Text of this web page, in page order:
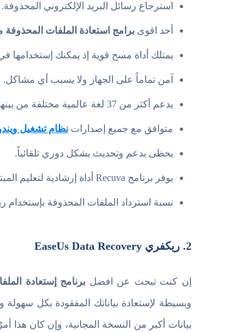
استرجاع رسائل البريد الإلكتروني المحذوفة.
أحد اقوى برامج استعادة الملفات المحذوفة
يمتلك أداة مسح قوية إذ يمكنك إستخدامها
آمن تماماً على الجهاز ولا يسبب أي مشاكل.
يدعم أكثر من 37 لغة عالمية مختلفة من بينهم اللغة العربية.
متوافق مع جميع إصدارات نظام تشغيل
يحظى بدعم وتحديث بشكل دوري تلقائياً.
يوفر برنامج Recuva أداة إرشادية لتعليم المبتدئين كيفية إستخدام البرنامج.
نسبة استرداد الملفات المحذوفة بإستخدام
2. ريكفري EaseUs Data Recovery
إن كنت تبحث عن افضل برنامج إستعادة
وبسيطة لإستعادة بياناتك المفقودة بكل
بيانات أكبر من النسخة المجانية، وإن كان